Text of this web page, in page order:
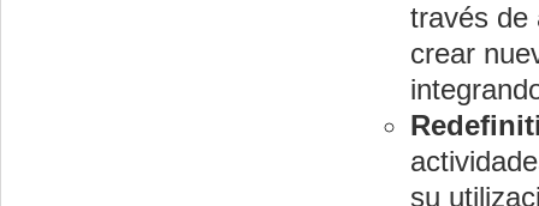
través de
crear
su